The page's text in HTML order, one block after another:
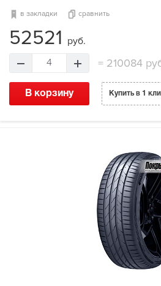
в закладки сравнить
52521 руб.
4 = 210084
В корзину Купить в 1